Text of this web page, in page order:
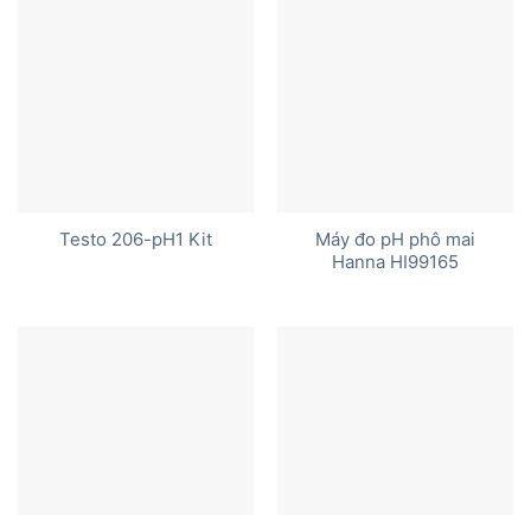
Testo 206-pH1 Kit
Máy đo pH phô mai
Hanna HI99165